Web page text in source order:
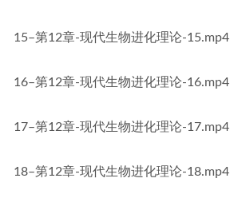
15–第12章-现代生物进化理论-15.mp4
16–第12章-现代生物进化理论-16.mp4
17–第12章-现代生物进化理论-17.mp4
18–第12章-现代生物进化理论-18.mp4